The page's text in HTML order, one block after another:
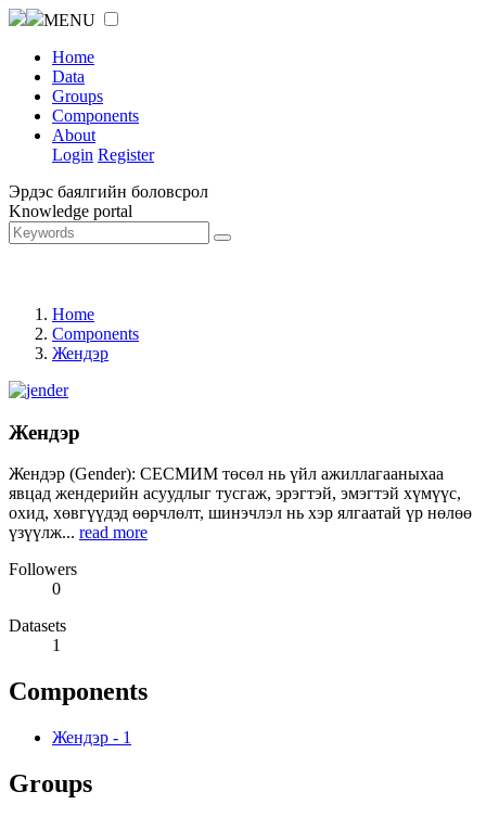
MENU
Home
Data
Groups
Components
About
Login Register
Эрдэс баялгийн боловсрол
Knowledge portal
Home
Components
Жендэр
Жендэр
Жендэр (Gender): СЕСМИМ төсөл нь үйл ажиллагааныхаа
явцад жендерийн асуудлыг тусгаж, эрэгтэй, эмэгтэй хүмүүс,
охид, хөвгүүдэд өөрчлөлт, шинэчлэл нь хэр ялгаатай үр нөлөө
үзүүлж... read more
Followers
0
Datasets
1
Components
Жендэр - 1
Groups